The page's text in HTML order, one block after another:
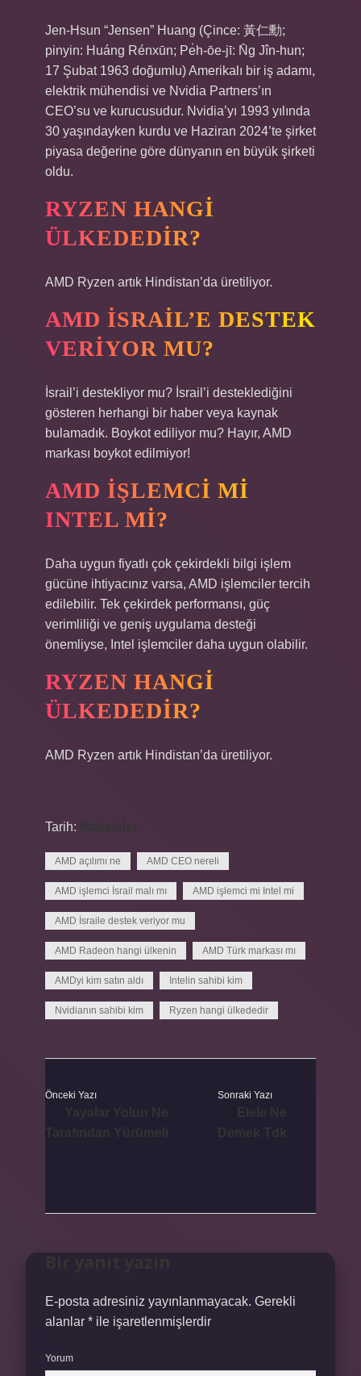
Jen-Hsun “Jensen” Huang (Çince: 黃仁勳;
pinyin: Huáng Rénxūn; Pe̍h-ōe-jī: N̂g Jîn-hun;
17 Şubat 1963 doğumlu) Amerikalı bir iş adamı,
elektrik mühendisi ve Nvidia Partners’ın
CEO’su ve kurucusudur. Nvidia’yı 1993 yılında
30 yaşındayken kurdu ve Haziran 2024’te şirket
piyasa değerine göre dünyanın en büyük şirketi
oldu.
RYZEN HANGI
ÜLKEDEDIR?
AMD Ryzen artık Hindistan’da üretiliyor.
AMD İSRAIL’E DESTEK
VERIYOR MU?
İsrail’i destekliyor mu? İsrail’i desteklediğini
gösteren herhangi bir haber veya kaynak
bulamadık. Boykot ediliyor mu? Hayır, AMD
markası boykot edilmiyor!
AMD IŞLEMCI MI
INTEL MI?
Daha uygun fiyatlı çok çekirdekli bilgi işlem
gücüne ihtiyacınız varsa, AMD işlemciler tercih
edilebilir. Tek çekirdek performansı, güç
verimliliği ve geniş uygulama desteği
önemliyse, Intel işlemciler daha uygun olabilir.
RYZEN HANGI
ÜLKEDEDIR?
AMD Ryzen artık Hindistan’da üretiliyor.
Tarih:
AMD açılımı ne AMD CEO nereli
AMD işlemci İsrail malı mı AMD işlemci mi Intel mi
AMD İsraile destek veriyor mu
AMD Radeon hangi ülkenin AMD Türk markası mı
AMDyi kim satın aldı Intelin sahibi kim
Nvidianın sahibi kim Ryzen hangi ülkededir
Önceki Yazı Sonraki Yazı
E-posta adresiniz yayınlanmayacak. Gerekli
alanlar * ile işaretlenmişlerdir
Yorum